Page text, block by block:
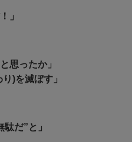
」
思ったか」
)を滅ぼす」
だ”と」